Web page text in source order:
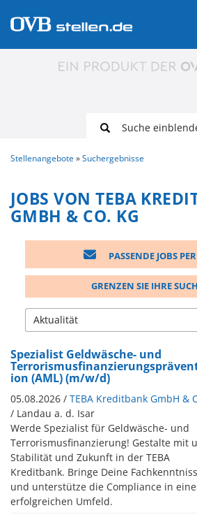
Suche
Stellenangebote Suchergebnisse
JOBS VON TEBA
GMBH & CO. KG
PASSENDE JOBS
GRENZEN SIE IHRE
Spezialist Geldwäsche- und
ion (AML) (m/w/d)
05.08.2026 / TEBA Kreditbank GmbH &
/ Landau a. d. Isar
Werde Spezialist für Geldwäsche- und
Terrorismusfinanzierung! Gestalte mit
Stabilität und Zukunft in der TEBA
Kreditbank. Bringe Deine
und unterstütze die Compliance in
erfolgreichen Umfeld.